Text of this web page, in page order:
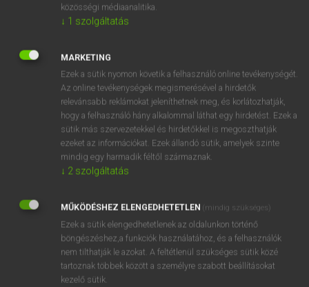
SZÓTÁR LEÍRÁSA
A SPANYOL–MAGYAR SZÓTÁR 26 000 szócikket és 165
000 szótári adatot tartalmaz. A szótár elsősorban az aktív
nyelvhasználatot segíti elő példákkal, kifejezésekkel,
állandósult szókapcsolatokkal, szólásokkal,
közmondásokkal. Hozzájárul a nyelv magas szintű
elsajátításához. A szótár szóanyaga évente frissül. A szótár
Gáldi László munkásságán alapul, főszerkesztői az ELTE
Spanyol Tanszékének tanárai.
közösségi médiaanalitika.
↓ 1 szolgáltatás
MARKETING
Ezek a sütik nyomon követik a felhasználó online tevékenységét.
Az online tevékenységek megismerésével a hirdetők
relevánsabb reklámokat jeleníthetnek meg, és korlátozhatják,
hogy a felhasználó hány alkalommal láthat egy hirdetést. Ezek a
sütik más szervezetekkel és hirdetőkkel is megoszthatják
ezeket az információkat. Ezek állandó sütik, amelyek szinte
mindig egy harmadik féltől származnak.
↓ 2 szolgáltatás
MŰKÖDÉSHEZ ELENGEDHETETLEN (mindig szükséges)
Ezek a sütik elengedhetetlenek az oldalunkon történő
böngészéshez,a funkciók használatához, és a felhasználók
nem tilthatják le azokat. A feltétlenül szükséges sütik közé
tartoznak többek között a személyre szabott beállításokat
kezelő sütik.